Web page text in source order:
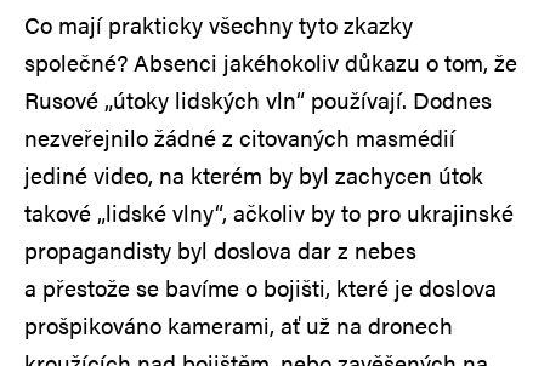
Co mají prakticky všechny tyto zkazky
společné? Absenci jakéhokoliv důkazu o tom, že
Rusové „útoky lidských vln“ používají. Dodnes
nezveřejnilo žádné z citovaných masmédií
jediné video, na kterém by byl zachycen útok
takové „lidské vlny“, ačkoliv by to pro ukrajinské
propagandisty byl doslova dar z nebes
a přestože se bavíme o bojišti, které je doslova
prošpikováno kamerami, ať už na dronech